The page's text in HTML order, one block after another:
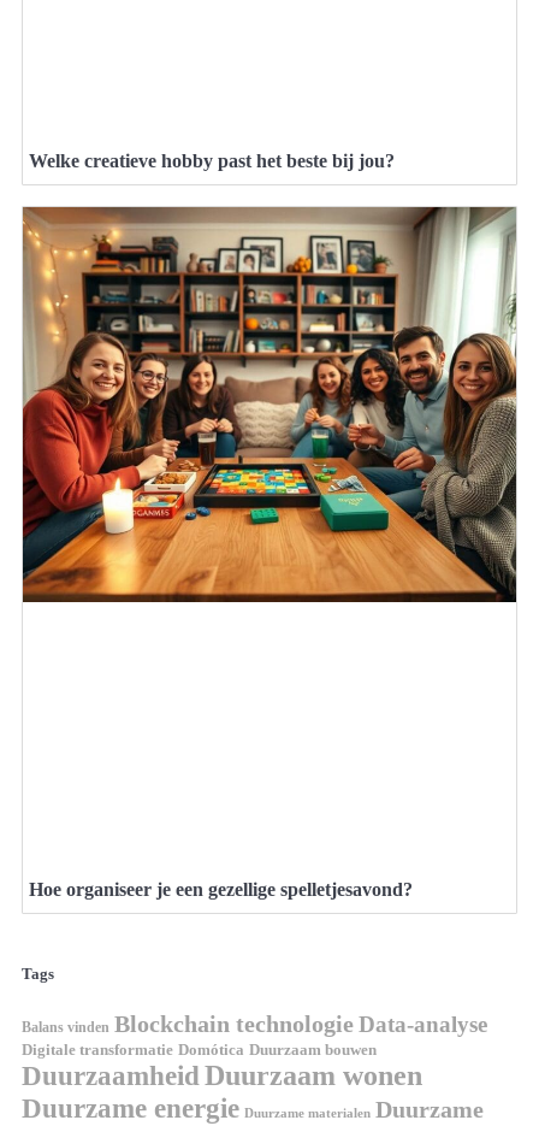
Welke creatieve hobby past het beste bij jou?
Hoe organiseer je een gezellige spelletjesavond?
Tags
Balans vinden Blockchain technologieData-analyse
Digitale transformatie Domótica Duurzaam bouwen
DuurzaamheidDuurzaam wonen
Duurzame energie Duurzame materialen Duurzame